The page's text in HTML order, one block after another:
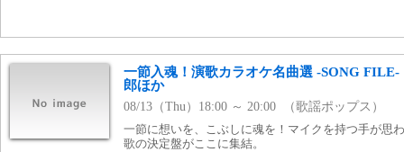
一節入魂！演歌カラオケ名曲選 -SONG
郎ほか
08/13（Thu）18:00 ～ 20:00 （歌謡ポップス）
一節に想いを、こぶしに魂を！マイクを持つ手が思
歌の決定盤がここに集結。